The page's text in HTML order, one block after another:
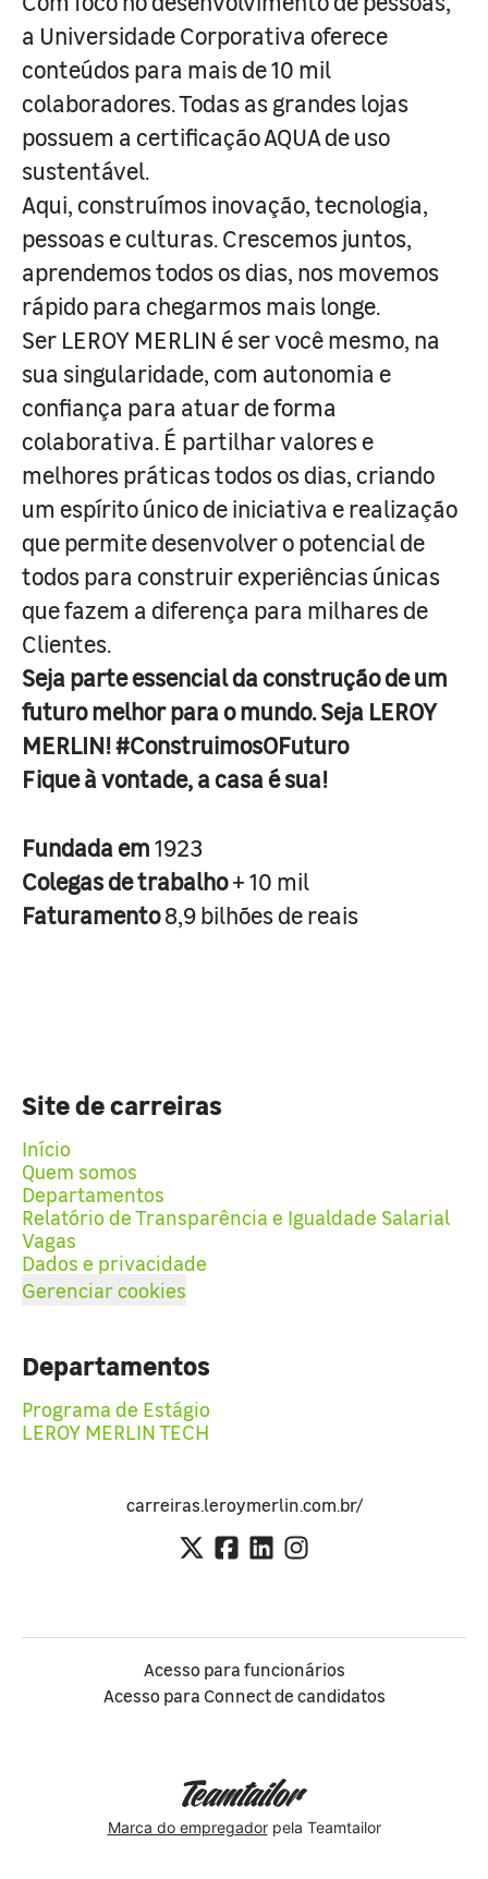
a Universidade Corporativa oferece
conteúdos para mais de 10 mil
colaboradores. Todas as grandes lojas
possuem a certificação AQUA de uso
sustentável.
Aqui, construímos inovação, tecnologia,
pessoas e culturas. Crescemos juntos,
aprendemos todos os dias, nos movemos
rápido para chegarmos mais longe.
Ser LEROY MERLIN é ser você mesmo, na
sua singularidade, com autonomia e
confiança para atuar de forma
colaborativa. É partilhar valores e
melhores práticas todos os dias, criando
um espírito único de iniciativa e realização
que permite desenvolver o potencial de
todos para construir experiências únicas
que fazem a diferença para milhares de
Clientes.
Seja parte essencial da construção de um
futuro melhor para o mundo. Seja LEROY
MERLIN! #ConstruimosOFuturo
Fique à vontade, a casa é sua!
Fundada em1923
Colegas de trabalho+ 10 mil
Faturamento8,9 bilhões de reais
Site de carreiras
Início
Quem somos
Departamentos
Relatório de Transparência e Igualdade Salarial
Vagas
Dados e privacidade
Gerenciar cookies
Departamentos
Programa de Estágio
LEROY MERLIN TECH
carreiras.leroymerlin.com.br/
Acesso para funcionários
Acesso para Connect de candidatos
Marca do empregadorpela Teamtailor